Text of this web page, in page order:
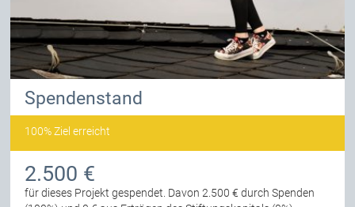
Spendenstand
100% Ziel erreicht
2.500 €
für dieses Projekt gespendet. Davon 2.500 € durch Spenden